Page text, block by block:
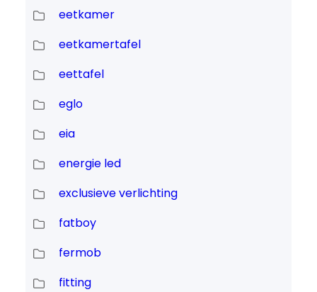
eetkamer
eetkamertafel
eettafel
eglo
eia
energie led
exclusieve verlichting
fatboy
fermob
fitting